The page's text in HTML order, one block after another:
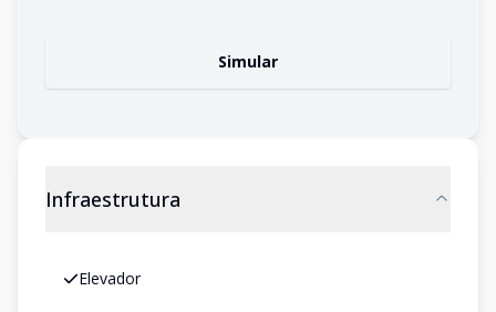
Simular
Infraestrutura
Elevador